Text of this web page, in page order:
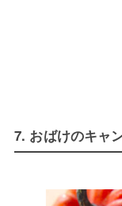
7. おばけのキャ